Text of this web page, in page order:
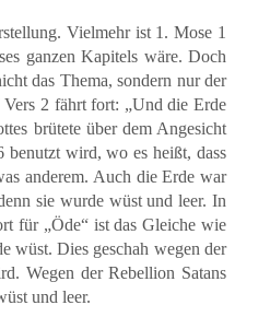
Vielmehr ist 1. Mose 1
ganzen Kapitels wäre. Doch
das Thema, sondern nur der
2 fährt fort: „Und die Erde
brütete über dem Angesicht
benutzt wird, wo es heißt, dass
anderem. Auch die Erde war
sie wurde wüst und leer. In
für „Öde“ ist das Gleiche wie
wüst. Dies geschah wegen der
Wegen der Rebellion Satans
und leer.